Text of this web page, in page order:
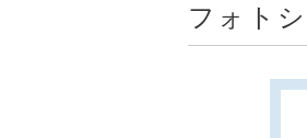
フォト